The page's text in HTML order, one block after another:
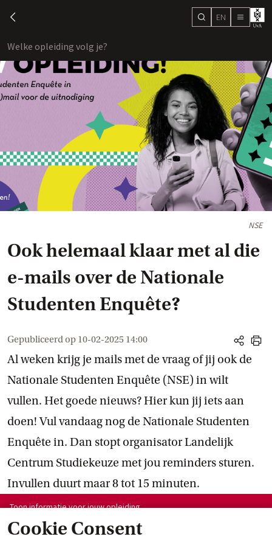
Cookie Consent
chevron-left search
EN menu
Welke opleiding volg je?
NSE
Ook helemaal klaar met al die
e-mails over de Nationale
Studenten Enquête?
Gepubliceerd op 10-02-2025 14:00
share
print
Al weken krijg je mails met de vraag of jij ook de
Nationale Studenten Enquête (NSE) in wilt
vullen. Het goede nieuws? Hier kun jij iets aan
doen! Vul vandaag nog de Nationale Studenten
Enquête in. Dan stopt organisator Landelijk
Centrum Studiekeuze met jou reminders sturen.
Invullen duurt maar 8 tot 15 minuten.
Toon informatie voor opleiding:
Toon informatie voor jouw opleiding
Welke opleiding volg je?
of